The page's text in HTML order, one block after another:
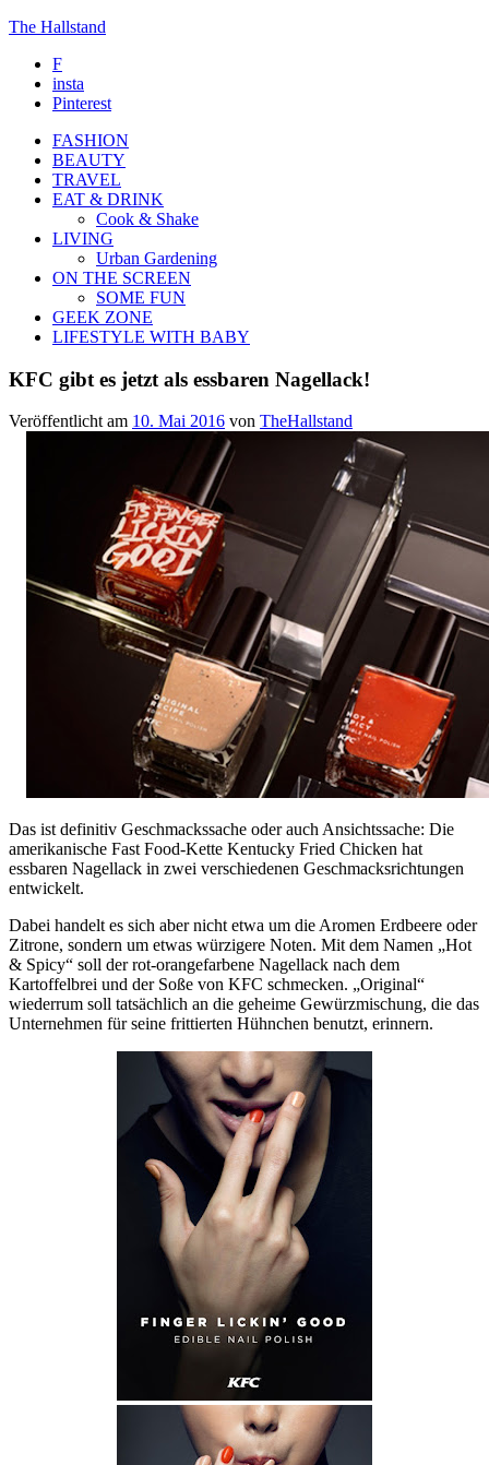
The Hallstand
F
insta
Pinterest
FASHION
BEAUTY
TRAVEL
EAT & DRINK
Cook & Shake
LIVING
Urban Gardening
ON THE SCREEN
SOME FUN
GEEK ZONE
LIFESTYLE WITH BABY
KFC gibt es jetzt als essbaren Nagellack!
Veröffentlicht am 10. Mai 2016 von TheHallstand
Das ist definitiv Geschmackssache oder auch Ansichtssache: Die
amerikanische Fast Food-Kette Kentucky Fried Chicken hat
essbaren Nagellack in zwei verschiedenen Geschmacksrichtungen
entwickelt.
Dabei handelt es sich aber nicht etwa um die Aromen Erdbeere oder
Zitrone, sondern um etwas würzigere Noten. Mit dem Namen „Hot
& Spicy“ soll der rot-orangefarbene Nagellack nach dem
Kartoffelbrei und der Soße von KFC schmecken. „Original“
wiederrum soll tatsächlich an die geheime Gewürzmischung, die das
Unternehmen für seine frittierten Hühnchen benutzt, erinnern.